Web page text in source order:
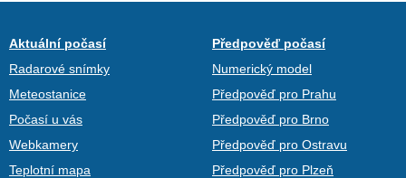
Aktuální počasí
Radarové snímky
Meteostanice
Počasí u vás
Webkamery
Teplotní mapa
Předpověď počasí
Numerický model
Předpověď pro Prahu
Předpověď pro Brno
Předpověď pro Ostravu
Předpověď pro Plzeň